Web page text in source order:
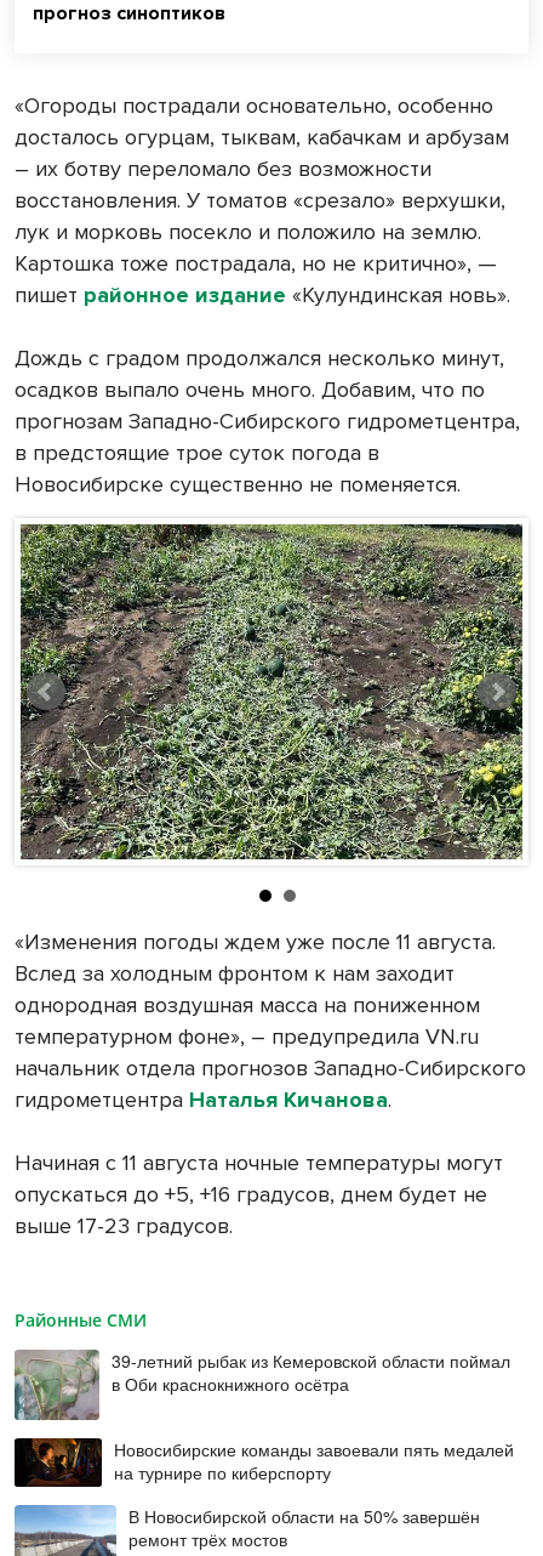
прогноз синоптиков
«Огороды пострадали основательно, особенно
досталось огурцам, тыквам, кабачкам и арбузам
– их ботву переломало без возможности
восстановления. У томатов «срезало» верхушки,
лук и морковь посекло и положило на землю.
Картошка тоже пострадала, но не критично», —
пишет районное издание «Кулундинская новь».
Дождь с градом продолжался несколько минут,
осадков выпало очень много. Добавим, что по
прогнозам Западно-Сибирского гидрометцентра,
в предстоящие трое суток погода в
Новосибирске существенно не поменяется.
«Изменения погоды ждем уже после 11 августа.
Вслед за холодным фронтом к нам заходит
однородная воздушная масса на пониженном
температурном фоне», – предупредила VN.ru
начальник отдела прогнозов Западно-Сибирского
гидрометцентра Наталья Кичанова.
Начиная с 11 августа ночные температуры могут
опускаться до +5, +16 градусов, днем будет не
выше 17-23 градусов.
Районные СМИ
39-летний рыбак из Кемеровской области поймал
в Оби краснокнижного осётра
Новосибирские команды завоевали пять медалей
на турнире по киберспорту
В Новосибирской области на 50% завершён
ремонт трёх мостов